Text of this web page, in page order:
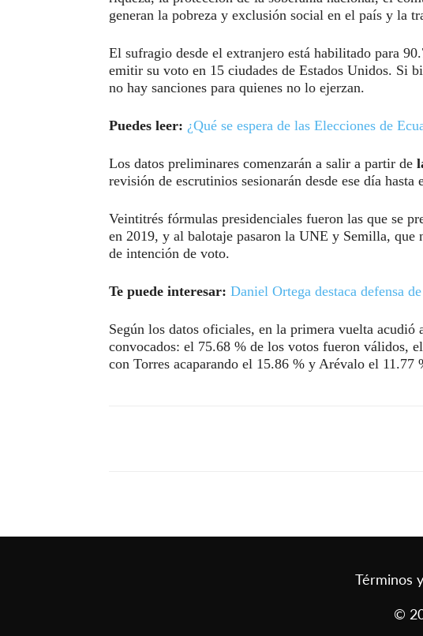
generan la pobreza y exclusión social en el país y la
El sufragio desde el extranjero está habilitado para
emitir su voto en 15 ciudades de Estados Unidos. Si
no hay sanciones para quienes no lo ejerzan.
Puedes leer: ¿Qué se espera de las Elecciones de
Los datos preliminares comenzarán a salir a partir de
revisión de escrutinios sesionarán desde ese día hasta
Veintitrés fórmulas presidenciales fueron las que se
en 2019, y al balotaje pasaron la UNE y Semilla, que
de intención de voto.
Te puede interesar: Daniel Ortega destaca defensa
Según los datos oficiales, en la primera vuelta acudió
convocados: el 75.68 % de los votos fueron válidos,
con Torres acaparando el 15.86 % y Arévalo el 11.77
Términos
©